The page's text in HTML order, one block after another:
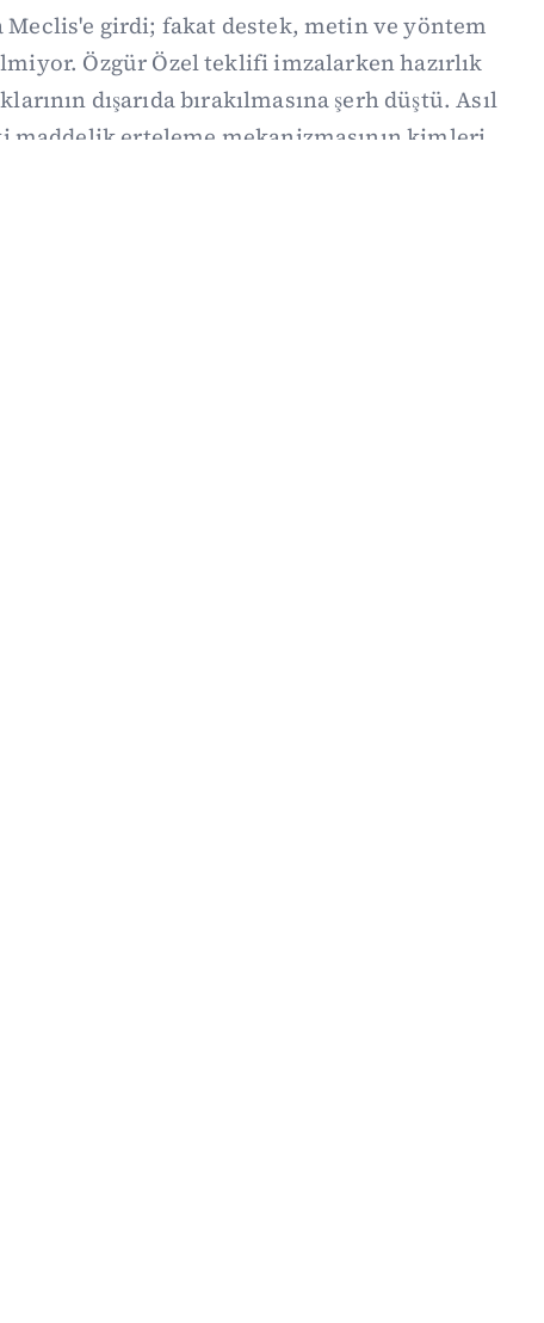
girdi; fakat destek, metin ve yöntem
Özgür Özel teklifi imzalarken hazırlık
dışarıda bırakılmasına şerh düştü. Asıl
erteleme mekanizmasının kimleri,